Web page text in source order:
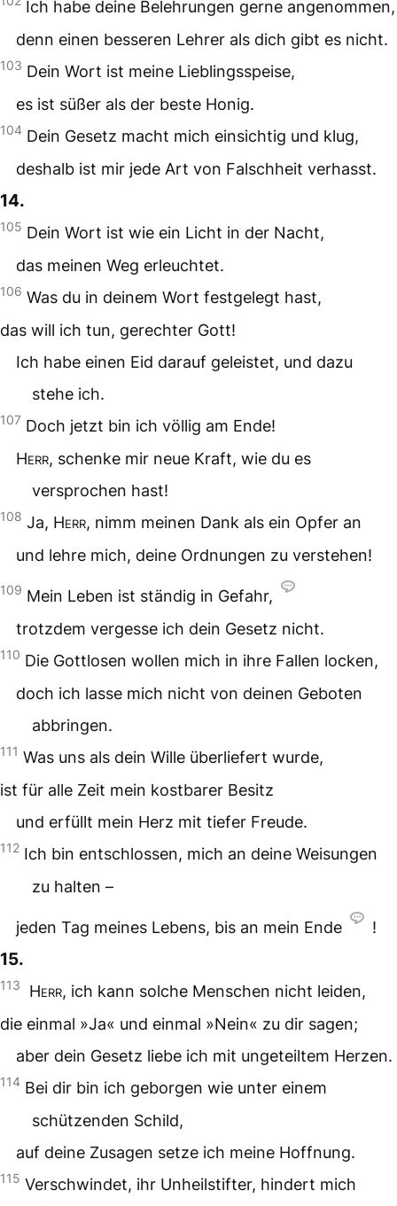
Ich habe deine Belehrungen gerne angenommen,
denn einen besseren Lehrer als dich gibt es nicht.
103 Dein Wort ist meine Lieblingsspeise,
es ist süßer als der beste Honig.
104 Dein Gesetz macht mich einsichtig und klug,
deshalb ist mir jede Art von Falschheit verhasst.
14.
105 Dein Wort ist wie ein Licht in der Nacht,
das meinen Weg erleuchtet.
106 Was du in deinem Wort festgelegt hast,
das will ich tun, gerechter Gott!
Ich habe einen Eid darauf geleistet, und dazu
stehe ich.
107 Doch jetzt bin ich völlig am Ende!
Herr, schenke mir neue Kraft, wie du es
versprochen hast!
108 Ja, Herr, nimm meinen Dank als ein Opfer an
und lehre mich, deine Ordnungen zu verstehen!
109 Mein Leben ist ständig in Gefahr,
trotzdem vergesse ich dein Gesetz nicht.
110 Die Gottlosen wollen mich in ihre Fallen locken,
doch ich lasse mich nicht von deinen Geboten
abbringen.
111 Was uns als dein Wille überliefert wurde,
ist für alle Zeit mein kostbarer Besitz
und erfüllt mein Herz mit tiefer Freude.
112 Ich bin entschlossen, mich an deine Weisungen
zu halten –
jeden Tag meines Lebens, bis an mein Ende !
15.
113 Herr, ich kann solche Menschen nicht leiden,
die einmal »Ja« und einmal »Nein« zu dir sagen;
aber dein Gesetz liebe ich mit ungeteiltem Herzen.
114 Bei dir bin ich geborgen wie unter einem
schützenden Schild,
auf deine Zusagen setze ich meine Hoffnung.
115 Verschwindet, ihr Unheilstifter, hindert mich